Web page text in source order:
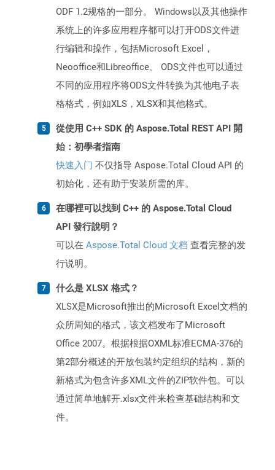
ODF 1.2规格的一部分。 Windows以及其他操作
系统上的许多应用程序都可以打开ODS文件进
行编辑和操作，包括Microsoft Excel，
Neooffice和Libreoffice。 ODS文件也可以通过
不同的应用程序将ODS文件转换为其他电子表
格格式，例如XLS，XLSX和其他格式。
從使用 C++ SDK 的 Aspose.Total REST API 開
始：初學者指南
快速入门 不仅指导 Aspose.Total Cloud API 的
初始化，还有助于安装所需的库。
在哪裡可以找到 C++ 的 Aspose.Total Cloud
API 發行說明？
可以在 Aspose.Total Cloud 文档 查看完整的发
行说明。
什么是 XLSX 格式？
XLSX是Microsoft推出的Microsoft Excel文档的
众所周知的格式，该文档发布了Microsoft
Office 2007。根据根据OXML标准ECMA-376的
第2部分概述的开放包装约定组织的结构，新的
新格式为包含许多XML文件的ZIP软件包。可以
通过简单地解开.xlsx文件来检查基础结构和文
件。